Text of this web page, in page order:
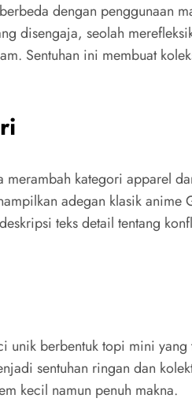
dengan penggunaan
disengaja, seolah
Sentuhan ini membuat
kategori apparel
adegan klasik anime
teks detail tentang
unik berbentuk topi mini yang
sentuhan ringan dan
kecil namun penuh makna.